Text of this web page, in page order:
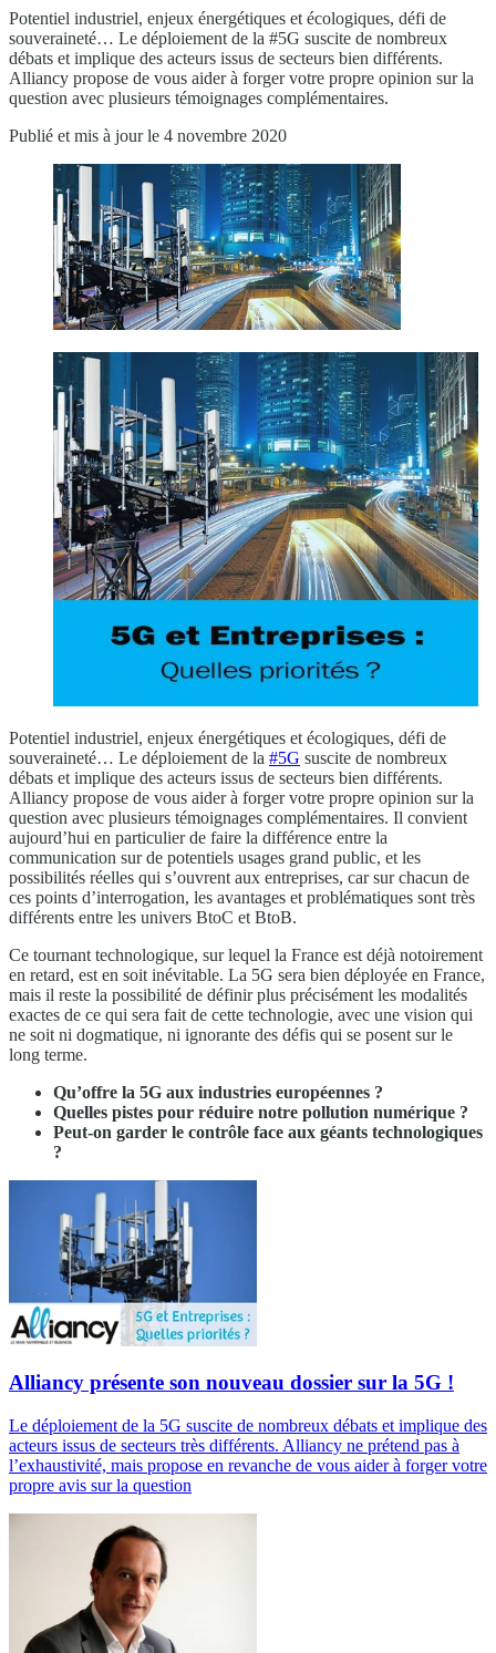
Potentiel industriel, enjeux énergétiques et écologiques, défi de
souveraineté… Le déploiement de la #5G suscite de nombreux
débats et implique des acteurs issus de secteurs bien différents.
Alliancy propose de vous aider à forger votre propre opinion sur la
question avec plusieurs témoignages complémentaires.
Publié et mis à jour le 4 novembre 2020
Potentiel industriel, enjeux énergétiques et écologiques, défi de
souveraineté… Le déploiement de la #5G suscite de nombreux
débats et implique des acteurs issus de secteurs bien différents.
Alliancy propose de vous aider à forger votre propre opinion sur la
question avec plusieurs témoignages complémentaires. Il convient
aujourd’hui en particulier de faire la différence entre la
communication sur de potentiels usages grand public, et les
possibilités réelles qui s’ouvrent aux entreprises, car sur chacun de
ces points d’interrogation, les avantages et problématiques sont très
différents entre les univers BtoC et BtoB.
Ce tournant technologique, sur lequel la France est déjà notoirement
en retard, est en soit inévitable. La 5G sera bien déployée en France,
mais il reste la possibilité de définir plus précisément les modalités
exactes de ce qui sera fait de cette technologie, avec une vision qui
ne soit ni dogmatique, ni ignorante des défis qui se posent sur le
long terme.
Qu’offre la 5G aux industries européennes ?
Quelles pistes pour réduire notre pollution numérique ?
Peut-on garder le contrôle face aux géants technologiques
?
Alliancy présente son nouveau dossier sur la 5G !
Le déploiement de la 5G suscite de nombreux débats et implique des
acteurs issus de secteurs très différents. Alliancy ne prétend pas à
l’exhaustivité, mais propose en revanche de vous aider à forger votre
propre avis sur la question